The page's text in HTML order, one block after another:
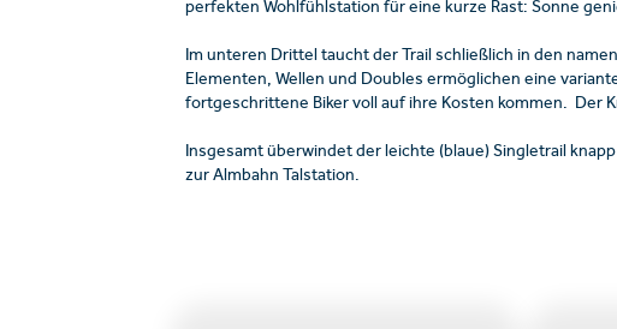
perfekten Wohlfühlstation für eine kurze Rast: Sonne
Im unteren Drittel taucht der Trail schließlich in den
Elementen, Wellen und Doubles ermöglichen eine
fortgeschrittene Biker voll auf ihre Kosten kommen. Der
Insgesamt überwindet der leichte (blaue) Singletrail
zur Almbahn Talstation.